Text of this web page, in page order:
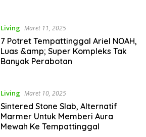
Living Maret 11, 2025
7 Potret Tempattinggal Ariel NOAH,
Luas &amp; Super Kompleks Tak
Banyak Perabotan
Living Maret 10, 2025
Sintered Stone Slab, Alternatif
Marmer Untuk Memberi Aura
Mewah Ke Tempattinggal